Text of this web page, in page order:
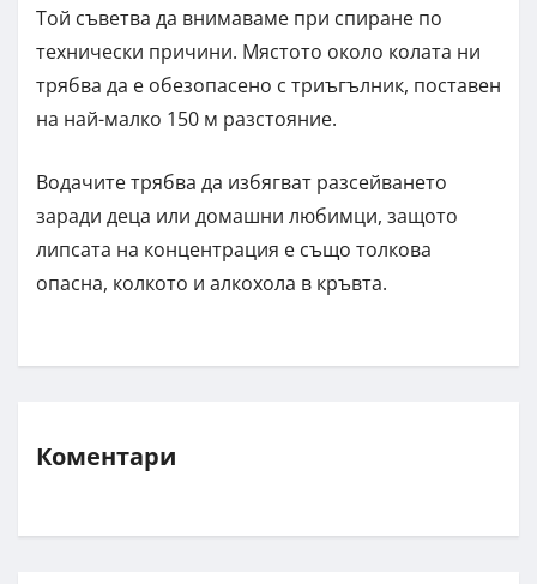
Той съветва да внимаваме при спиране по
технически причини. Мястото около колата ни
трябва да е обезопасено с триъгълник, поставен
на най-малко 150 м разстояние.
Водачите трябва да избягват разсейването
заради деца или домашни любимци, защото
липсата на концентрация е също толкова
опасна, колкото и алкохола в кръвта.
Коментари